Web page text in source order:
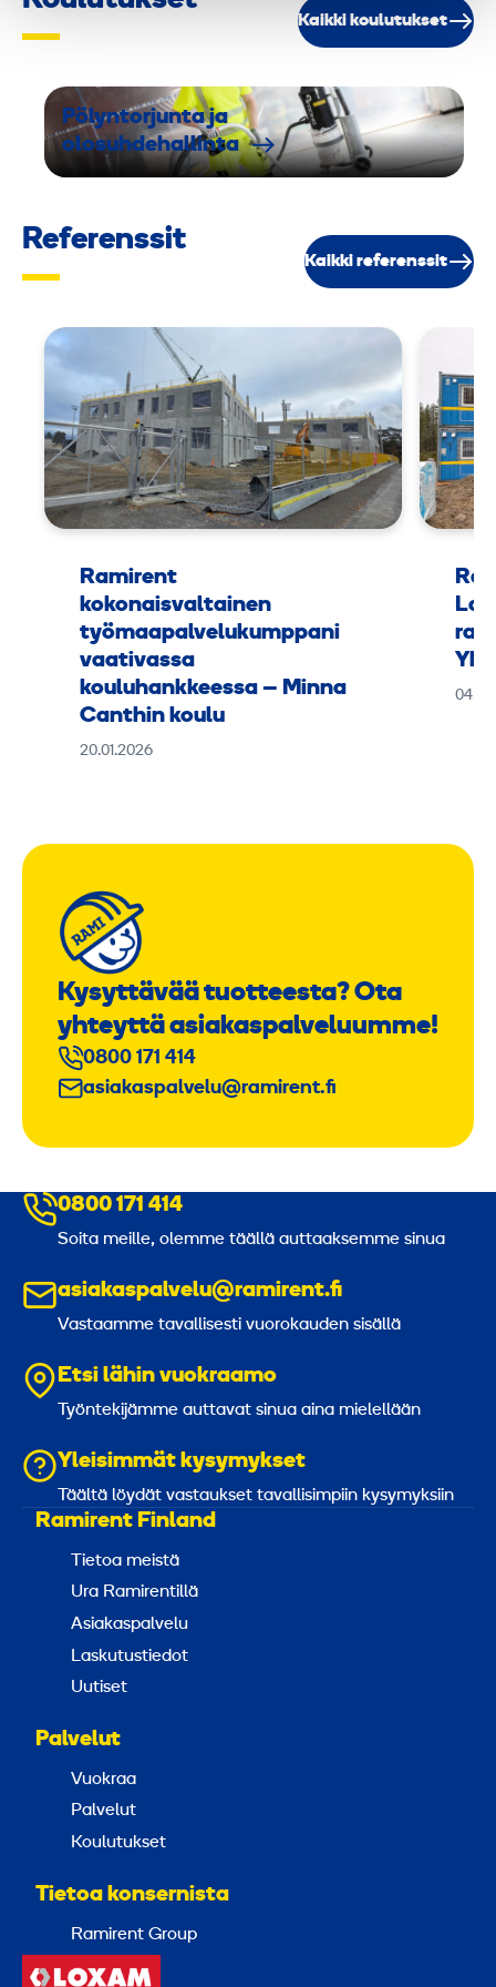
Kaikki koulutukset
Pölyntorjunta ja
olosuhdehallinta
Referenssit
Kaikki referenssit
Ramirent
kokonaisvaltainen
työmaapalvelukumppani
vaativassa
kouluhankkeessa – Minna
Canthin koulu
20.01.2026
Kysyttävää tuotteesta? Ota
yhteyttä asiakaspalveluumme!
0800 171 414
asiakaspalvelu@ramirent.fi
0800 171 414
Soita meille, olemme täällä auttaaksemme sinua
asiakaspalvelu@ramirent.fi
Vastaamme tavallisesti vuorokauden sisällä
Etsi lähin vuokraamo
Työntekijämme auttavat sinua aina mielellään
Yleisimmät kysymykset
Täältä löydät vastaukset tavallisimpiin kysymyksiin
Ramirent Finland
Tietoa meistä
Ura Ramirentillä
Asiakaspalvelu
Laskutustiedot
Uutiset
Palvelut
Vuokraa
Palvelut
Koulutukset
Tietoa konsernista
Ramirent Group